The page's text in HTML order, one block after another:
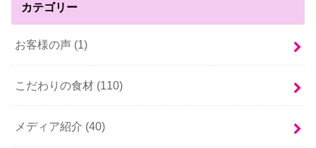
カテゴリー
お客様の声 (1)
こだわりの食材 (110)
メディア紹介 (40)